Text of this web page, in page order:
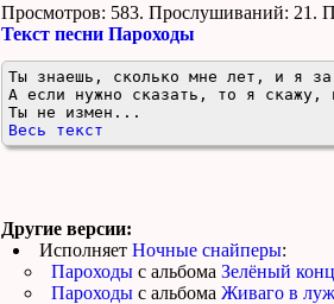
Просмотров: 583. Прослушиваний: 21.
Текст песни Пароходы
Ты знаешь, сколько мне лет, и я за
А если нужно сказать, то я скажу,
Ты не измен...
Весь текст
Другие версии:
Исполняет Ночные снайперы:
Пароходы с альбома Зелёный
Пароходы с альбома Живаго в